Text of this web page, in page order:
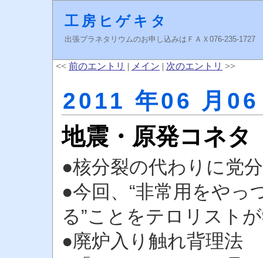
工房ヒゲキタ
出張プラネタリウムのお申し込みはＦＡＸ076-235-
<< 前のエントリ | メイン | 次のエントリ >>
2011 年06 月
地震・原発コネタ
●核分裂の代わりに党
●今回、“非常用をやっ
る”ことをテロリスト
●廃炉入り触れ背理